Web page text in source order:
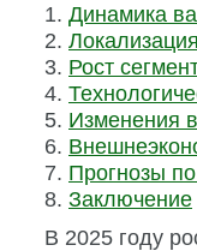
Динамика
Рост
Изменения
Прогнозы
Заключение
В 2025 году